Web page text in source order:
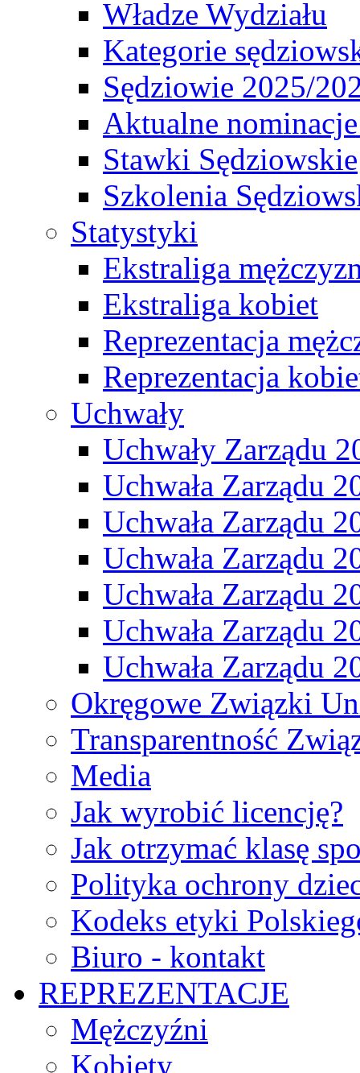
Władze Wydziału
Kategorie
Sędziowie 2025/
Aktualne
Stawki Sędziowskie
Szkolenia
Statystyki
Ekstraliga
Ekstraliga kobiet
Reprezentacja
Reprezentacja
Uchwały
Uchwały Zarządu
Uchwała Zarządu
Uchwała Zarządu
Uchwała Zarządu
Uchwała Zarządu
Uchwała Zarządu
Uchwała Zarządu
Okręgowe Związki
Transparentność
Media
Jak wyrobić licencję?
Jak otrzymać klasę
Polityka ochrony
Kodeks etyki
Biuro - kontakt
REPREZENTACJE
Mężczyźni
Kobiety